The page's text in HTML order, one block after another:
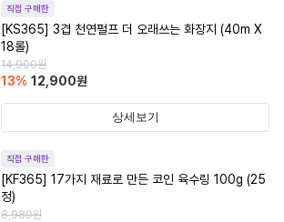
직접 구매한
[KS365] 3겹 천연펄프 더 오래쓰는 화장지 (40m X
18롤)
14,900원
13% 12,900원
상세보기
직접 구매한
[KF365] 17가지 재료로 만든 코인 육수링 100g (25
정)
8,980원